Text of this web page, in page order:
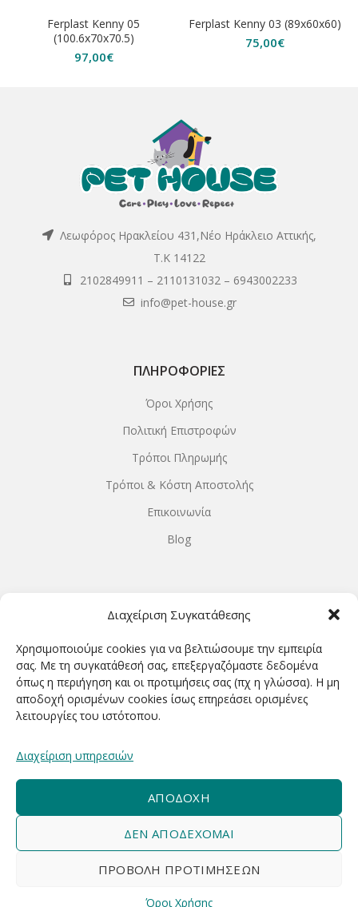
Διαχείριση Συγκατάθεσης
Χρησιμοποιούμε cookies για να βελτιώσουμε την εμπειρία
σας. Με τη συγκατάθεσή σας, επεξεργαζόμαστε δεδομένα
όπως η περιήγηση και οι προτιμήσεις σας (πχ η γλώσσα). Η μη
αποδοχή ορισμένων cookies ίσως επηρεάσει ορισμένες
λειτουργίες του ιστότοπου.
Διαχείριση υπηρεσιών
ΑΠΟΔΟΧΉ
ΔΕΝ ΑΠΟΔΈΧΟΜΑΙ
ΠΡΟΒΟΛΉ ΠΡΟΤΙΜΉΣΕΩΝ
Όροι Χρήσης
Ferplast Kenny 05
(100.6x70x70.5)
97,00€
Ferplast Kenny 03 (89x60x60)
75,00€
Λεωφόρος Ηρακλείου 431,Νέο Ηράκλειο Αττικής,
Τ.Κ 14122
2102849911 – 2110131032 – 6943002233
info@pet-house.gr
ΠΛΗΡΟΦΟΡΊΕΣ
Όροι Χρήσης
Πολιτική Επιστροφών
Τρόποι Πληρωμής
Τρόποι & Κόστη Αποστολής
Επικοινωνία
Blog
ΤΡΙΤΗ-ΠΕΜΠΤΗ-ΠΑΡΑΣΚΕΥΗ 9.00-20.00
ΣΑΒΒΑΤΟ 9.00-15.00
ΕΓΓΡΑΦΕΊΤΕ ΓΙΑ ΝΑ ΛΑΜΒΆΝΕΤΕ ΠΡΏΤΟΙ NΈΑ &
2020 - 2026 Designed & Developed by